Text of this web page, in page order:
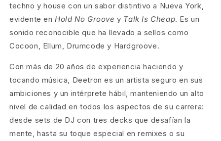
techno y house con un sabor distintivo a Nueva York,
evidente enHold No Groove y Talk Is Cheap. Es un
sonido reconocible que ha llevado a sellos como
Cocoon, Ellum, Drumcode y Hardgroove.
Con más de 20 años de experiencia haciendo y
tocando música, Deetron es un artista seguro en sus
ambiciones y un intérprete hábil, manteniendo un alto
nivel de calidad en todos los aspectos de su carrera:
desde sets de DJ con tres decks que desafían la
mente, hasta su toque especial en remixes o su